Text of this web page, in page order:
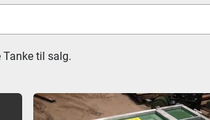
Tanke til salg.